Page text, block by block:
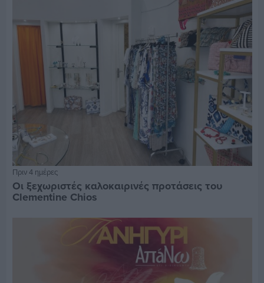
Πριν 4 ημέρες
Οι ξεχωριστές καλοκαιρινές προτάσεις του
Clementine Chios